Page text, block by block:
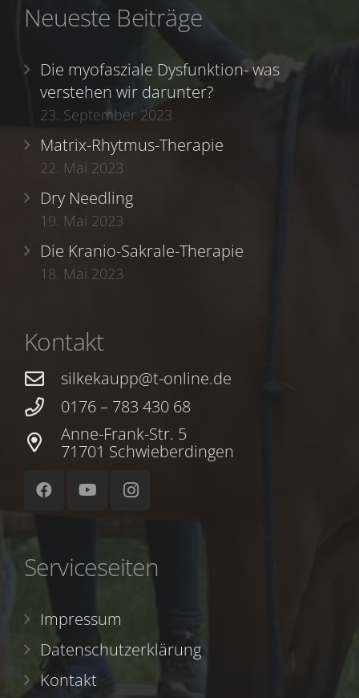
Neueste Beiträge
Die myofasziale Dysfunktion- was
verstehen wir darunter?
23. September 2023
Matrix-Rhytmus-Therapie
22. Mai 2023
Dry Needling
19. Mai 2023
Die Kranio-Sakrale-Therapie
18. Mai 2023
Kontakt
silkekaupp@t-online.de
0176 – 783 430 68
Anne-Frank-Str. 5
71701 Schwieberdingen
Serviceseiten
Impressum
Datenschutzerklärung
Kontakt